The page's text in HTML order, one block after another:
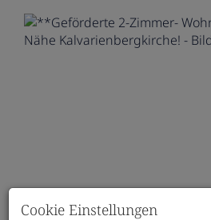
Cookie Einstellungen